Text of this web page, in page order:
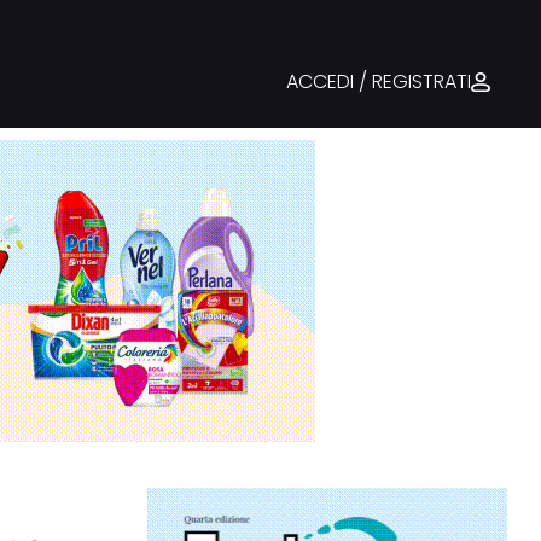
ACCEDI / REGISTRATI